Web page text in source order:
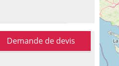
Demande de devis